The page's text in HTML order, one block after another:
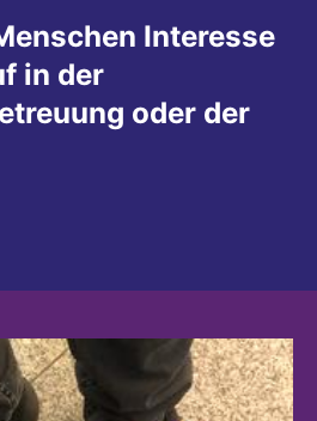
Interesse
in der
oder der